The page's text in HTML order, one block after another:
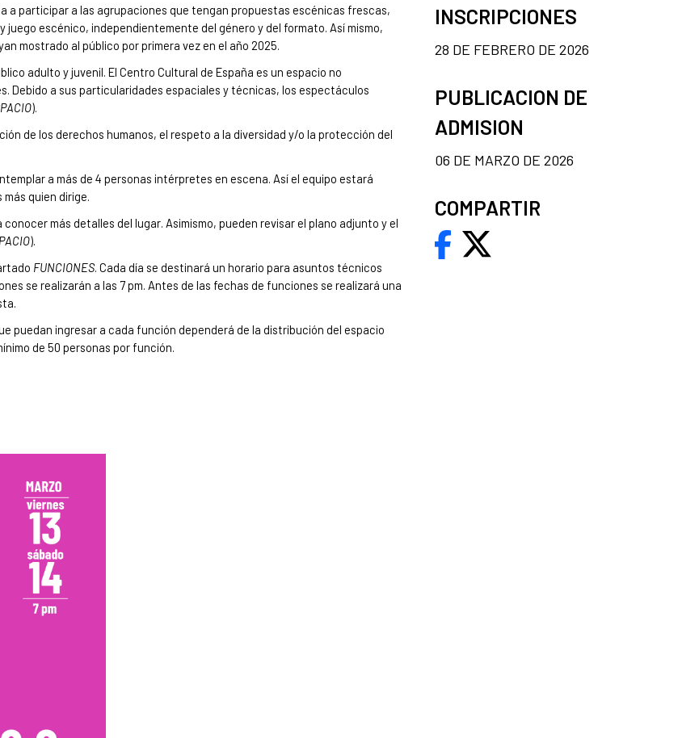
a participar a las agrupaciones que tengan propuestas escénicas frescas,
escénico, independientemente del género y del formato. Así mismo,
mostrado al público por primera vez en el año 2025.
adulto y juvenil. El Centro Cultural de España es un espacio no
Debido a sus particularidades espaciales y técnicas, los espectáculos
).
de los derechos humanos, el respeto a la diversidad y/o la protección del
a más de 4 personas intérpretes en escena. Así el equipo estará
quien dirige.
más detalles del lugar. Asimismo, pueden revisar el plano adjunto y el
).
FUNCIONES. Cada día se destinará un horario para asuntos técnicos
se realizarán a las 7 pm. Antes de las fechas de funciones se realizará una
puedan ingresar a cada función dependerá de la distribución del espacio
de 50 personas por función.
INSCRIPCIONES
28 DE FEBRERO DE 2026
PUBLICACION DE
ADMISION
06 DE MARZO DE 2026
COMPARTIR